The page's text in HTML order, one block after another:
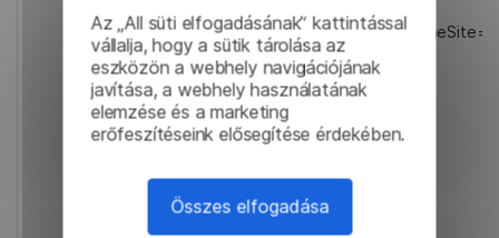
Az „All süti elfogadásának” kattintással
vállalja, hogy a sütik tárolása az
eszközön a webhely navigációjának
javítása, a webhely használatának
elemzése és a marketing
erőfeszítéseink elősegítése érdekében.
Összes elfogadása
app.lingvanex.com
alkalmazás
számára.
Biztosítja,
hogy a
lokalizáció
minden
látogatáskor